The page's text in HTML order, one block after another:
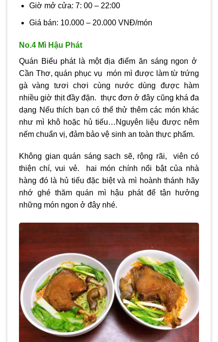
Giờ mở cửa: 7: 00 – 22:00
Giá bán: 10.000 – 20.000 VNĐ/món
No.4 Mì Hậu Phát
Quán Biểu phát là một địa điểm ăn sáng ngon ở
Cần Thơ, quán phục vụ món mì được làm từ trứng
gà vàng tươi chơi cùng nước dùng được hàm
nhiều giờ thịt đầy đặn. thực đơn ở đây cũng khá đa
dạng Nếu thích bạn có thể thử thêm các món khác
như mì khô hoặc hủ tiếu…Nguyên liệu được nêm
nếm chuẩn vị, đảm bảo vệ sinh an toàn thực phẩm.
Không gian quán sáng sạch sẽ, rộng rãi, viên có
thiện chí, vui vẻ. hai món chính nổi bật của nhà
hàng đó là hủ tiếu đặc biệt và mì hoành thánh hãy
nhớ ghé thăm quán mì hậu phát để tận hưởng
những món ngon ở đây nhé.